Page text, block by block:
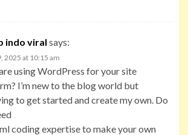
indo viral says:
2025 at 10:15 am
using WordPress for your site
I’m new to the blog world but
to get started and create my own. Do
coding expertise to make your own